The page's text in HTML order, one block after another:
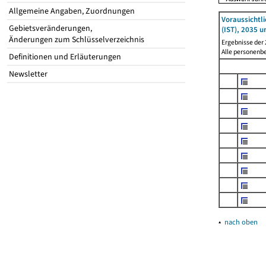
Allgemeine Angaben, Zuordnungen
Gebietsveränderungen,
Änderungen zum Schlüsselverzeichnis
Definitionen und Erläuterungen
Newsletter
(IST), 2035
Ergebnisse
Alle
▴ nach oben